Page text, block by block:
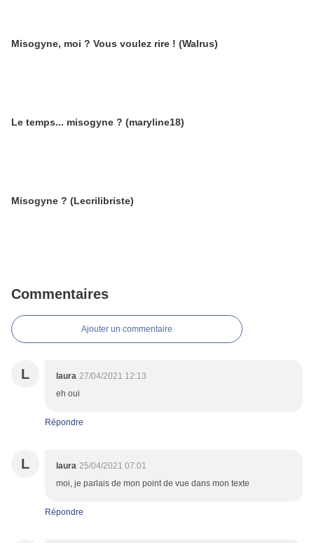
Misogyne, moi ? Vous voulez rire ! (Walrus)
Le temps... misogyne ? (maryline18)
Misogyne ? (Lecrilibriste)
Commentaires
Ajouter un commentaire
L laura 27/04/2021 12:13
eh oui
Répondre
L laura 25/04/2021 07:01
moi, je parlais de mon point de vue dans mon texte
Répondre